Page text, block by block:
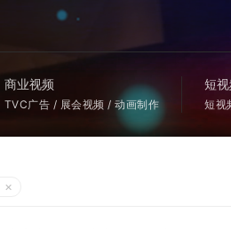
商业视频
TVC广告 / 展会视频 / 动画制作
短
短视
×